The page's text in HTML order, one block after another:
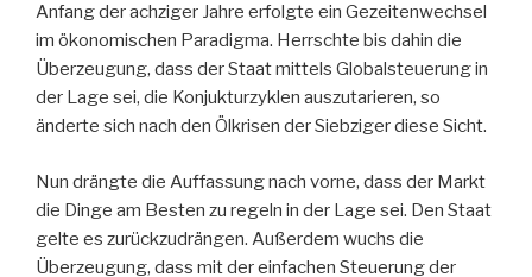
Anfang der achziger Jahre erfolgte ein Gezeitenwechsel
im ökonomischen Paradigma. Herrschte bis dahin die
Überzeugung, dass der Staat mittels Globalsteuerung in
der Lage sei, die Konjukturzyklen auszutarieren, so
änderte sich nach den Ölkrisen der Siebziger diese Sicht.
Nun drängte die Auffassung nach vorne, dass der Markt
die Dinge am Besten zu regeln in der Lage sei. Den Staat
gelte es zurückzudrängen. Außerdem wuchs die
Überzeugung, dass mit der einfachen Steuerung der